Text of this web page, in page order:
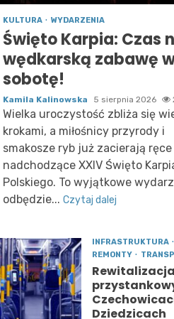
KULTURA WYDARZENIA
Święto Karpia: Czas
wędkarską zabawę
sobotę!
Kamila Kalinowska 5 sierpnia 2026
Wielka uroczystość zbliża się
krokami, a miłośnicy przyrody i
smakosze ryb już zacierają ręce
nadchodzące XXIV Święto
Polskiego. To wyjątkowe
odbędzie... Czytaj dalej
INFRASTRUKTURA
REMONTY
Dziedzicach